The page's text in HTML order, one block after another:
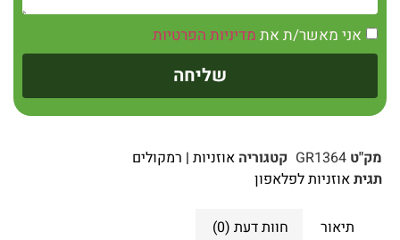
אני מאשר/ת את מדיניות הפרטיות
שליחה
מק"ט GR1364 קטגוריה אוזניות | רמקולים
תגיתאוזניות לפלאפון
תיאור חוות דעת (0)